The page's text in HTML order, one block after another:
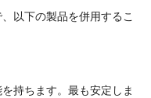
以下の製品を併用するこ
持ちます。最も安定しま